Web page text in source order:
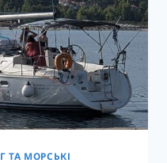
ТА МОРСЬКІ